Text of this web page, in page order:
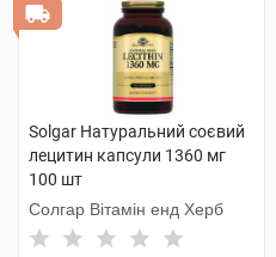
Solgar Натуральний соєвий
лецитин капсули 1360 мг
100 шт
Солгар Вітамін енд Херб